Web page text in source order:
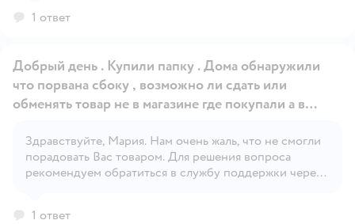
1 ответ
Открыть вопрос
Добрый день . Купили папку . Дома обнаружили
что порвана сбоку , возможно ли сдать или
обменять товар не в магазине где покупали а в
Здравствуйте, Мария. Нам очень жаль, что не смогли
порадовать Вас товаром. Для решения вопроса
рекомендуем обратиться в службу поддержки через
1 ответ